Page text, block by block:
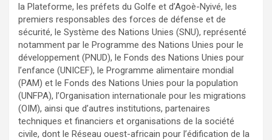
la Plateforme, les préfets du Golfe et d’Agoè-Nyivé, les
premiers responsables des forces de défense et de
sécurité, le Système des Nations Unies (SNU), représenté
notamment par le Programme des Nations Unies pour le
développement (PNUD), le Fonds des Nations Unies pour
l’enfance (UNICEF), le Programme alimentaire mondial
(PAM) et le Fonds des Nations Unies pour la population
(UNFPA), l’Organisation internationale pour les migrations
(OIM), ainsi que d’autres institutions, partenaires
techniques et financiers et organisations de la société
civile, dont le Réseau ouest-africain pour l’édification de la